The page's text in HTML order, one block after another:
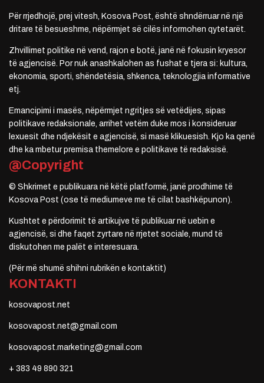
Për rrjedhojë, prej vitesh, Kosova Post, është shndërruar në një
dritare të besueshme, nëpërmjet së cilës informohen qytetarët.
Zhvillimet politike në vend, rajon e botë, janë në fokusin kryesor
të agjencisë. Por nuk anashkalohen as fushat e tjera si: kultura,
ekonomia, sporti, shëndetësia, shkenca, teknologjia informative
etj.
Emancipimi i masës, nëpërmjet ngritjes së vetëdijes, sipas
politikave redaksionale, arrihet vetëm duke mos i konsideruar
lexuesit dhe ndjekësit e agjencisë, si masë klikuesish. Kjo ka qenë
dhe ka mbetur premisa themelore e politikave të redaksisë.
@Copyright
© Shkrimet e publikuara në këtë platformë, janë prodhime të
Kosova Post (ose të mediumeve me të cilat bashkëpunon).
Kushtet e përdorimit të artikujve të publikuar në uebin e
agjencisë, si dhe faqet zyrtare në rrjetet sociale, mund të
diskutohen me palët e interesuara.
(Për më shumë shihni rubrikën e kontaktit)
KONTAKTI
kosovapost.net
kosovapost.net@gmail.com
kosovapost.marketing@gmail.com
+ 383 49 890 321